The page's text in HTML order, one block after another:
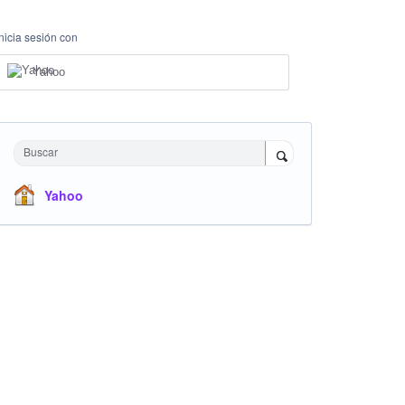
sesión con
Yahoo
Buscar
Yahoo